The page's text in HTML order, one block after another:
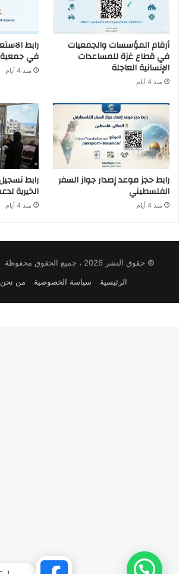
أرقام المؤسسات والجمعيات
في قطاع غزة للمساعدات
الإنسانية العاجلة
منذ 4 أيام
رابط
في جمعية
منذ 4 أيام
رابط حجز موعد إصدار جواز السفر
الفلسطيني
منذ 4 أيام
رابط
الخيرية
منذ 4 أيام
© حقوق النشر 2026 ، جميع الحقوق محفوظة |
الرئيسية
سياسة الخصوصية من نحن